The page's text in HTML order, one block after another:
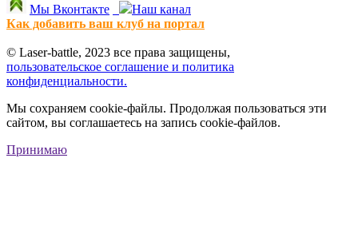
Мы Вконтакте
Наш канал
Как добавить ваш клуб на портал
© Laser-battle, 2023 все права защищены,
пользовательское соглашение и политика
конфиденциальности.
Мы сохраняем cookie-файлы. Продолжая пользоваться эти
сайтом, вы соглашаетесь на запись cookie-файлов.
Принимаю